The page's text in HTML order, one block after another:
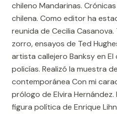
chileno Mandarinas.
chilena. Como editor ha
reunida de Cecilia
zorro, ensayos de Ted
artista callejero Banksy en
policías. Realizó la muestra
contemporánea Con mi
prólogo de Elvira
figura política de Enrique